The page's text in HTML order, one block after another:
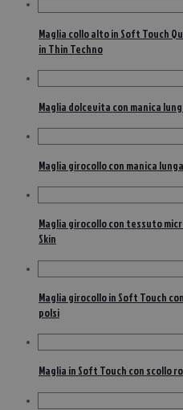
Maglia collo alto in Soft Touch
in Thin Techno
Maglia dolcevita con manica
Maglia girocollo con manica
Maglia girocollo con tessuto
Skin
Maglia girocollo in Soft Touch
polsi
Maglia in Soft Touch con scollo